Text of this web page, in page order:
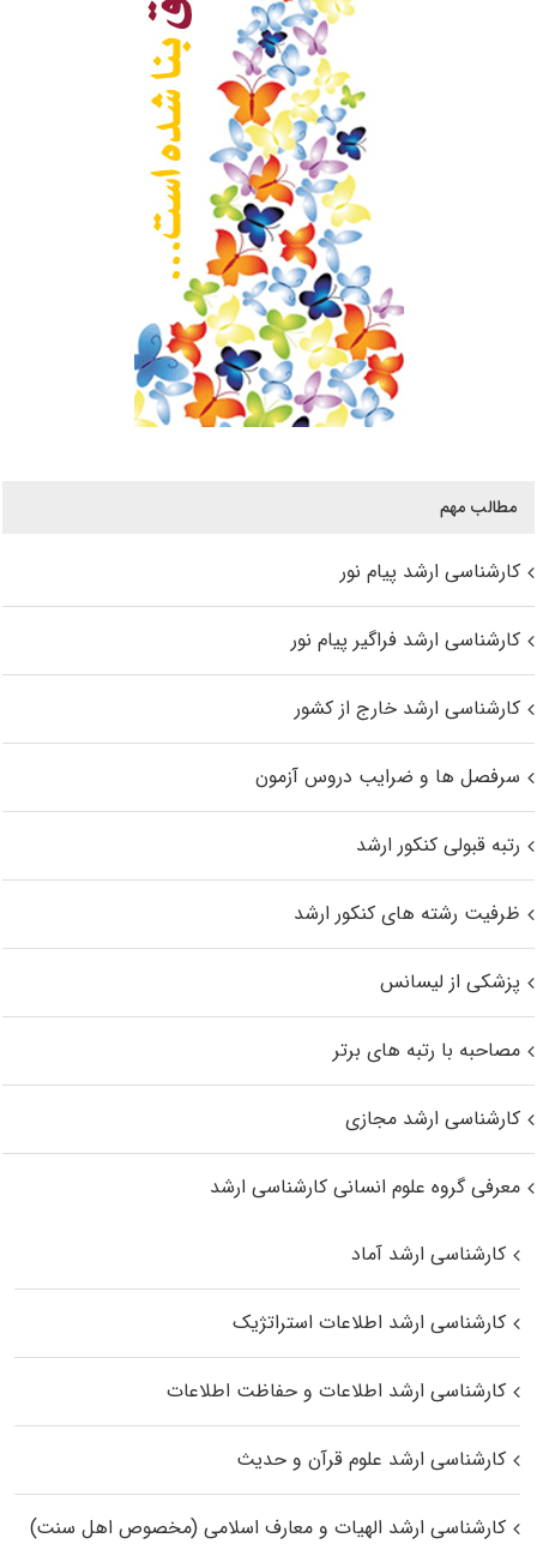
مطالب مهم
کارشناسی ارشد پیام نور
کارشناسی ارشد فراگیر پیام نور
کارشناسی ارشد خارج از کشور
سرفصل ها و ضرایب دروس آزمون
رتبه قبولی کنکور ارشد
ظرفیت رشته های کنکور ارشد
پزشکی از لیسانس
مصاحبه با رتبه های برتر
کارشناسی ارشد مجازی
معرفی گروه علوم انسانی کارشناسی ارشد
کارشناسی ارشد آماد
کارشناسی ارشد اطلاعات استراتژیک
کارشناسی ارشد اطلاعات و حفاظت اطلاعات
کارشناسی ارشد علوم قرآن و حدیث
کارشناسی ارشد الهیات و معارف اسلامی (مخصوص اهل سنت)